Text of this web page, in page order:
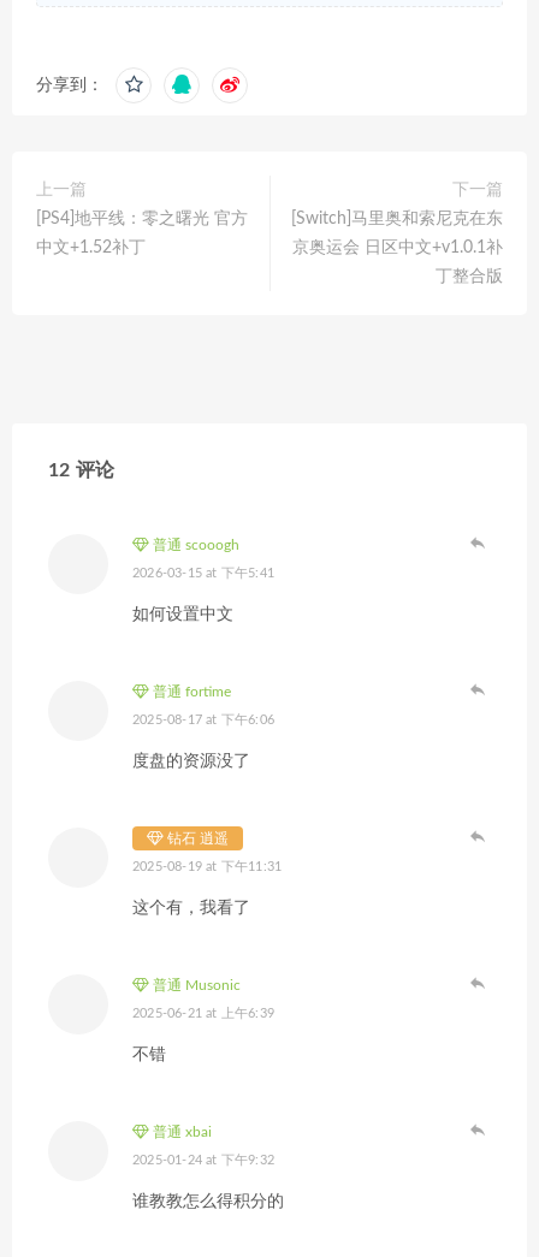
分享到：
上一篇
[PS4]地平线：零之曙光 官方
中文+1.52补丁
下一篇
[Switch]马里奥和索尼克在东
京奥运会 日区中文+v1.0.1补
丁整合版
12 评论
普通 scooogh
2026-03-15 at 下午5:41
如何设置中文
普通 fortime
2025-08-17 at 下午6:06
度盘的资源没了
钻石 逍遥
2025-08-19 at 下午11:31
这个有，我看了
普通 Musonic
2025-06-21 at 上午6:39
不错
普通 xbai
2025-01-24 at 下午9:32
谁教教怎么得积分的